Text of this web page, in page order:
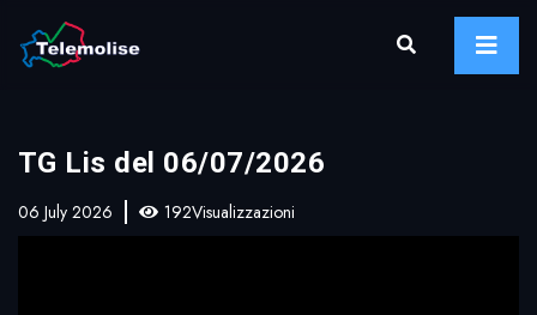
TG Lis del 06/07/2026
06 July 2026 192Visualizzazioni